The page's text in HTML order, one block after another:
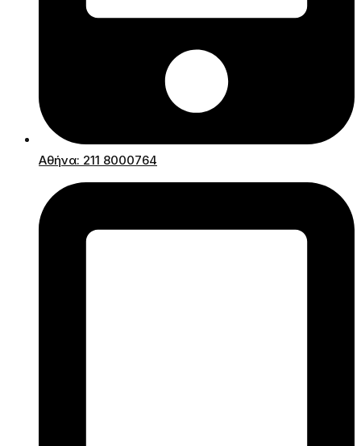
Αθήνα: 211 8000764